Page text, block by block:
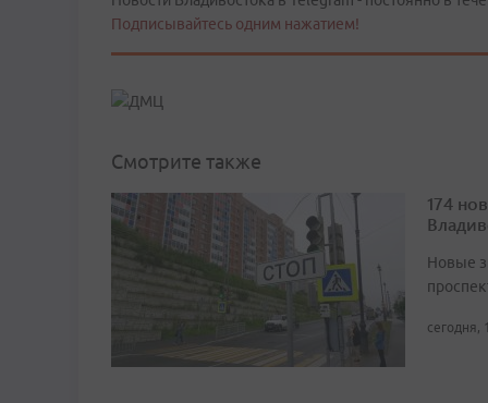
Подписывайтесь одним нажатием!
Смотрите также
174
Новые
сегодня,